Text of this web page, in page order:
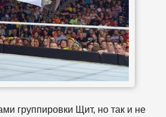
группировки Щит, но так и не